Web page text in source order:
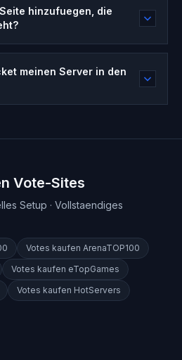
hinzufuegen, die
meinen Server in den
Vote-Sites
Setup · Vollstaendiges
Votes kaufen ArenaTOP100
Votes kaufen eTopGames
Votes kaufen HotServers